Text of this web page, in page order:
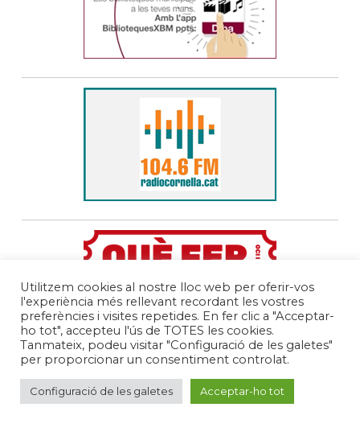
Utilitzem cookies al nostre lloc web per oferir-vos
l'experiència més rellevant recordant les vostres
preferències i visites repetides. En fer clic a "Acceptar-
ho tot", accepteu l'ús de TOTES les cookies.
Tanmateix, podeu visitar "Configuració de les galetes"
per proporcionar un consentiment controlat.
Configuració de les galetes Acceptar-ho tot